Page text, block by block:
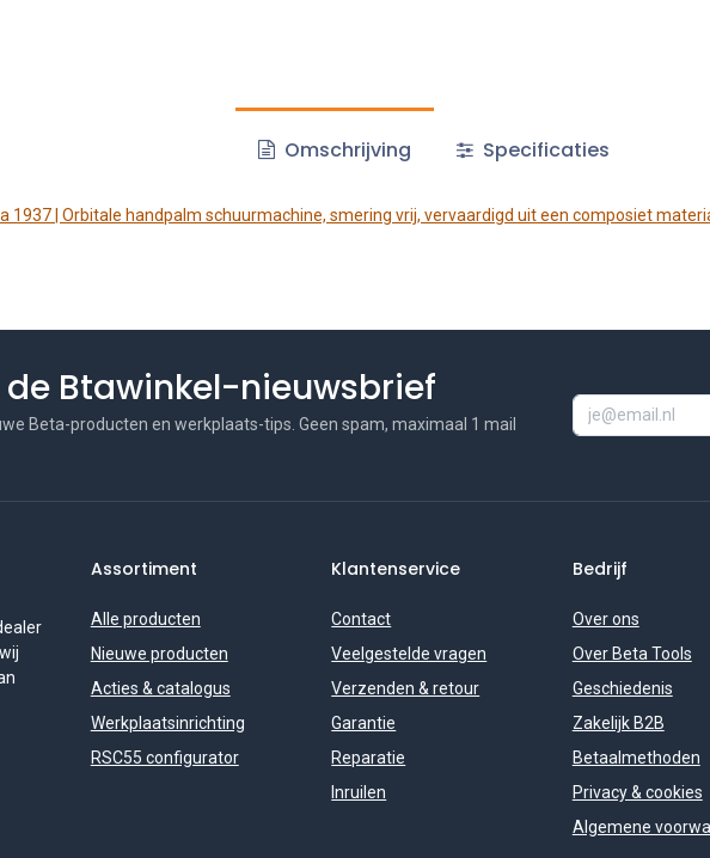
Omschrijving Specificaties
1937 | Orbitale handpalm schuurmachine, smering vrij, vervaardigd uit een composiet
Btawinkel-nieuwsbrief
Beta-producten en werkplaats-tips. Geen spam, maximaal 1 mail
Assortiment
Alle producten
Nieuwe producten
Acties & catalogus
Werkplaatsinrichting
RSC55 configurator
Klantenservice
Contact
Veelgestelde vragen
Verzenden & retour
Garantie
Reparatie
Inruilen
Bedrijf
Over ons
Over Beta Tools
Geschiedenis
Zakelijk B2B
Betaalmethoden
Privacy & cookies
Algemene